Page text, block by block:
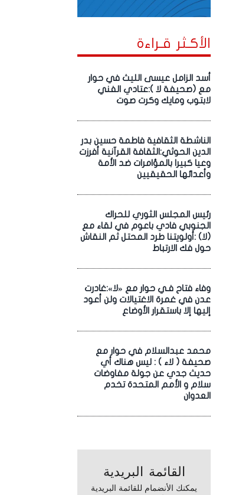
الأكـثر قـراءة
أسد الزامل عيسى الليث في حوار
مع (صحيفة لا ):عتادي الفني
لابتوب ومايك وكرت صوت
الناشطة الثقافية فاطمة حسين بدر
الدين الحوثي:الثقافة القرآنية أفرزت
وعيا كبيرا بالمؤامرات ضد الأمة
وأعدائها الحقيقيين
رئيس المجلس الثوري للحراك
الجنوبي فادي باعوم في لقاء مع
(لا) :أولويتنا طرد المحتل ثم النقاش
حول فك الارتباط
وفاء فتاح فـي حوار مع «لا»:غادرت
عدن في غمرة الاغتيالات ولن أعود
إليها إلا باستقرار الأوضاع
محمد عبدالسلام في حوار مع
صحيفة ( لاء ) : ليس هناك أي
حديث جدي عن جولة مفاوضات
سلام و الأمم المتحدة تخدم
العدوان
القائمة البريدية
يمكنك الأنضمام للقائمة البريدية